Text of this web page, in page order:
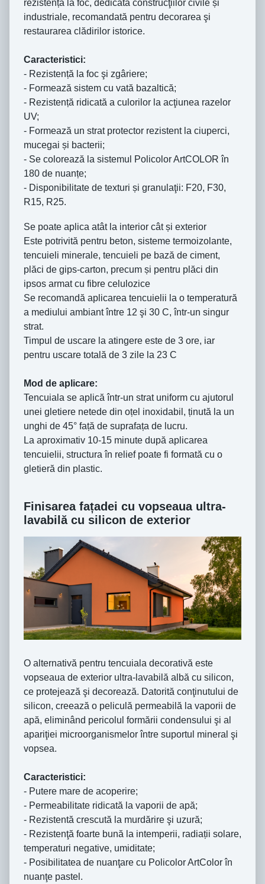
rezistență la foc, dedicată construcţiilor civile și
industriale, recomandată pentru decorarea şi
restaurarea clădirilor istorice.
Caracteristici:
- Rezistență la foc şi zgâriere;
- Formează sistem cu vată bazaltică;
- Rezistență ridicată a culorilor la acţiunea razelor
UV;
- Formează un strat protector rezistent la ciuperci,
mucegai și bacterii;
- Se colorează la sistemul Policolor ArtCOLOR în
180 de nuanțe;
- Disponibilitate de texturi și granulaţii: F20, F30,
R15, R25.
Se poate aplica atât la interior cât și exterior
Este potrivită pentru beton, sisteme termoizolante,
tencuieli minerale, tencuieli pe bază de ciment,
plăci de gips-carton, precum și pentru plăci din
ipsos armat cu fibre celulozice
Se recomandă aplicarea tencuielii la o temperatură
a mediului ambiant între 12 şi 30 C, într-un singur
strat.
Timpul de uscare la atingere este de 3 ore, iar
pentru uscare totală de 3 zile la 23 C
Mod de aplicare:
Tencuiala se aplică într-un strat uniform cu ajutorul
unei gletiere netede din oțel inoxidabil, ținută la un
unghi de 45° față de suprafața de lucru.
La aproximativ 10-15 minute după aplicarea
tencuielii, structura în relief poate fi formată cu o
gletieră din plastic.
Finisarea fațadei cu vopseaua ultra-
lavabilă cu silicon de exterior
O alternativă pentru tencuiala decorativă este
vopseaua de exterior ultra-lavabilă albă cu silicon,
ce protejează şi decorează. Datorită conţinutului de
silicon, creează o peliculă permeabilă la vaporii de
apă, eliminând pericolul formării condensului şi al
apariţiei microorganismelor între suportul mineral şi
vopsea.
Caracteristici:
- Putere mare de acoperire;
- Permeabilitate ridicată la vaporii de apă;
- Rezistentă crescută la murdărire şi uzură;
- Rezistenţă foarte bună la intemperii, radiații solare,
temperaturi negative, umiditate;
- Posibilitatea de nuanţare cu Policolor ArtColor în
nuanţe pastel.